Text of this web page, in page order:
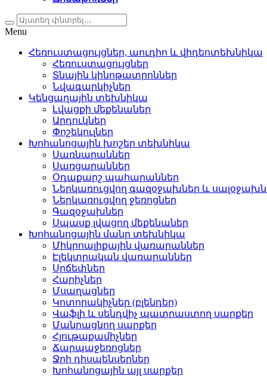
Menu
Հեռուստացույցներ, աուդիո և վիդեոտեխնիկա
Հեռուստացույցներ
Տնային կինոթատրոններ
Նվագարկիչներ
Կենցաղային տեխնիկա
Լվացքի մեքենաներ
Արդուկներ
Փոշեկուլներ
Խոհանոցային խոշեր տեխնիկա
Սառնարաններ
Սառցարաններ
Օդաքարշ պահարաններ
Ներկառուցվող գազօջախներ և
Ներկառուցվող ջեռոցներ
Գազօջախներ
Սպասք լվացող մեքենաներ
Խոհանոցային մանր տեխնիկա
Միկրոալիքային վառարաններ
Էլեկտրական վառարաններ
Սրճեփներ
Հարիչներ
Մսաղացներ
Կոտորակիչներ (բլենդեր)
Վաֆլի և սենդվիչ պատրաստող սարքեր
Մանրացնող սարքեր
Հյութաքամիչներ
Ճարպաջեռոցներ
Ջրի դիսպենսերներ
Խոհանոցային այլ սարքեր